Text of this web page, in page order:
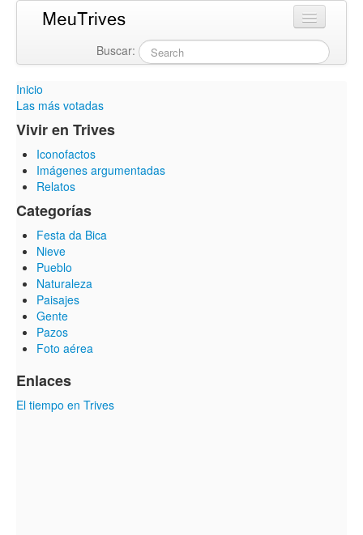
Buscar:
Inicio
Las más votadas
Vivir en Trives
Iconofactos
Imágenes argumentadas
Relatos
Categorías
Festa da Bica
Nieve
Pueblo
Naturaleza
Paisajes
Gente
Pazos
Foto aérea
Enlaces
El tiempo en Trives